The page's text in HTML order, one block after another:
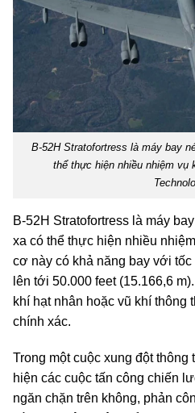
B-52H Stratofortress là máy bay
thể thực hiện nhiều nhiệm vụ
B-52H Stratofortress là máy
xa có thể thực hiện nhiều
cơ này có khả năng bay với
lên tới 50.000 feet (15.166,6
khí hạt nhân hoặc vũ khí
chính xác.
Trong một cuộc xung đột
hiện các cuộc tấn công chiến
ngăn chặn trên không, phản